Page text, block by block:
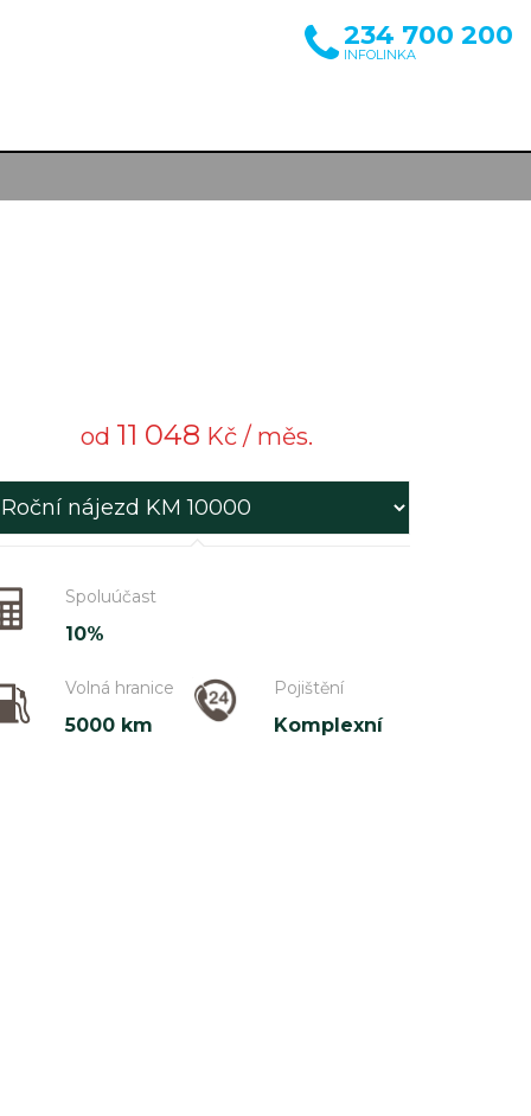
234 700 200
INFOLINKA
od 11 048 Kč / měs.
Spoluúčast
10%
Volná hranice
5000 km
Pojištění
Komplexní